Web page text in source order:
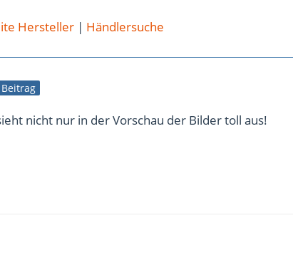
Hersteller| Händlersuche
nicht nur in der Vorschau der Bilder toll aus!